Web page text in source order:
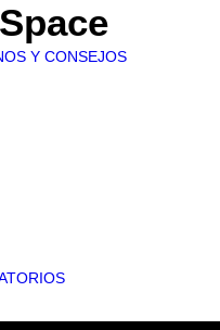
Y CONSEJOS